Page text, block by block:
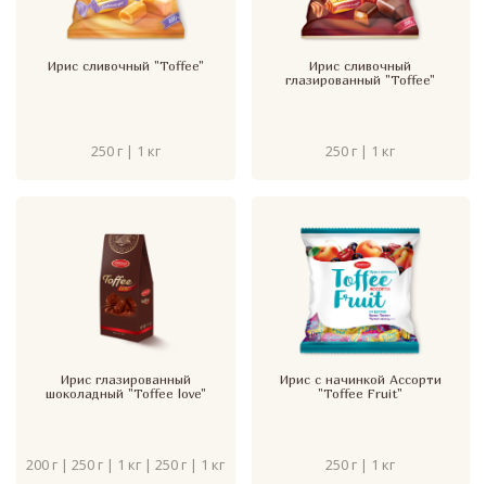
Ирис сливочный "Toffee"
250 г | 1 кг
Ирис сливочный
глазированный "Toffee"
250 г | 1 кг
Ирис глазированный
шоколадный "Toffee love"
200 г | 250 г | 1 кг | 250 г | 1 кг
Ирис с начинкой Ассорти
"Toffee Fruit"
250 г | 1 кг